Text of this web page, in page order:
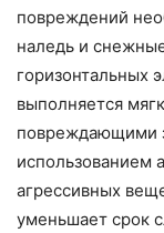
повреждений
наледь и
горизонтальных
выполняется
повреждающими
использованием
агрессивных
уменьшает срок